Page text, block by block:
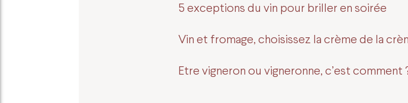
5 exceptions du vin pour briller en soirée
Vin et fromage, choisissez la crème de la
Etre vigneron ou vigneronne, c’est comment